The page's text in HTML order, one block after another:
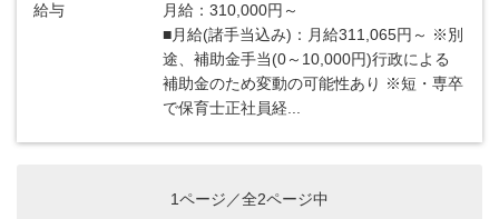
給与
月給：310,000円～
■月給(諸手当込み)：月給311,065円～ ※別
途、補助金手当(0～10,000円)行政による
補助金のため変動の可能性あり ※短・専卒
で保育士正社員経...
1ページ／全2ページ中